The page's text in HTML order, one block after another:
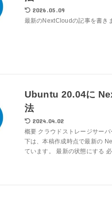
2026.05.09
最新のNextCloudの記事を書き
Ubuntu 20.04に
法
2024.04.02
概要 クラウドストレージサー
下は、本稿作成時点で最新の
ています。 最新の状態にする